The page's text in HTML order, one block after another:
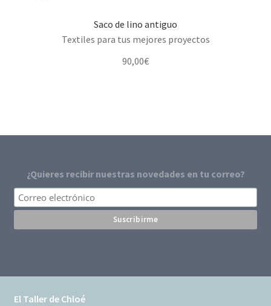
Saco de lino antiguo
Textiles para tus mejores proyectos
90,00€
¿Quieres recibir nuestras novedades en tu correo?
El Taller de Chloé